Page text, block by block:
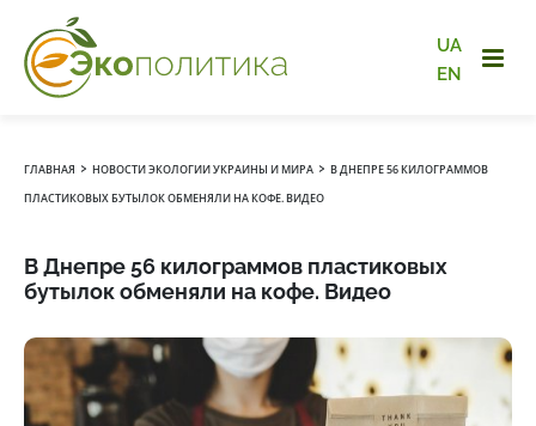
UA
EN
ГЛАВНАЯ › НОВОСТИ ЭКОЛОГИИ УКРАИНЫ И МИРА › В ДНЕПРЕ 56 КИЛОГРАММОВ
ПЛАСТИКОВЫХ БУТЫЛОК ОБМЕНЯЛИ НА КОФЕ. ВИДЕО
В Днепре 56 килограммов пластиковых
бутылок обменяли на кофе. Видео